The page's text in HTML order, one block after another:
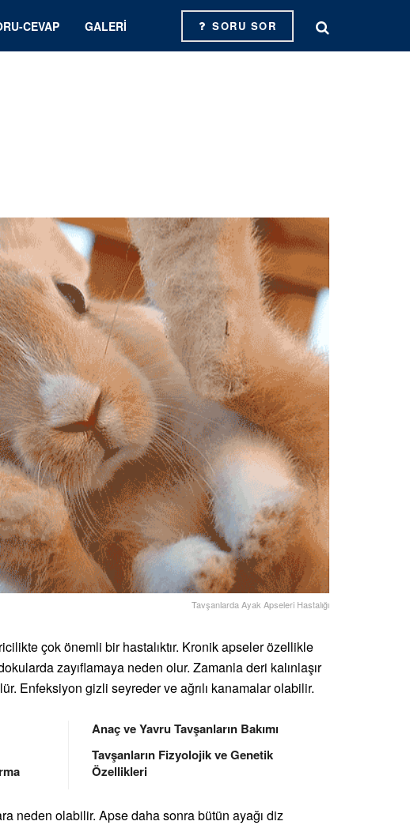
CEVAP GALERI SORU SOR
Tavşanlarda Ayak Apseleri Hastalığı
çok önemli bir hastalıktır. Kronik apseler özellikle
zayıflamaya neden olur. Zamanla deri kalınlaşır
Enfeksiyon gizli seyreder ve ağrılı kanamalar olabilir.
Anaç ve Yavru Tavşanların Bakımı
Tavşanların Fizyolojik ve Genetik
Özellikleri
neden olabilir. Apse daha sonra bütün ayağı diz